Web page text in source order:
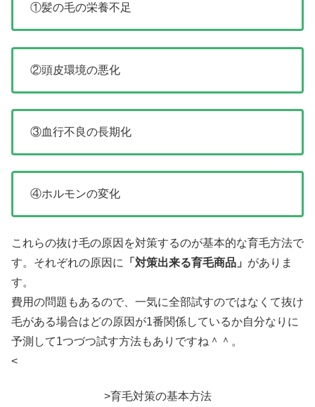
①髪の毛の栄養不足
②頭皮環境の悪化
③血行不良の長期化
④ホルモンの変化
これらの抜け毛の原因を対策するのが基本的な育毛方法で
す。それぞれの原因に
「対策出来る育毛商品」 がありま
す。
費用の問題もあるので、一気に全部試すのではなくて抜け
毛がある場合はどの原因が1番関係しているか自分なりに
予測して1つづつ試す方法もありですね＾＾。
<
>育毛対策の基本方法